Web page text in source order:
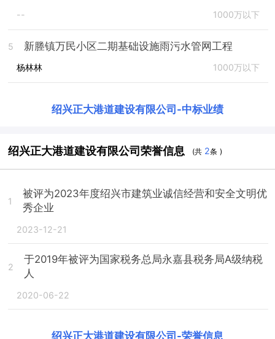
-- 1000万以下
5 新塍镇万民小区二期基础设施雨污水管网工程
杨林林 1000万以下
绍兴正大港道建设有限公司 -中标业绩
绍兴正大港道建设有限公司荣誉信息 (共 2条 )
1
被评为2023年度绍兴市建筑业诚信经营和安全文明优
秀企业
2023-12-21
2
于2019年被评为国家税务总局永嘉县税务局A级纳税
人
2020-06-22
绍兴正大港道建设有限公司 -荣誉信息